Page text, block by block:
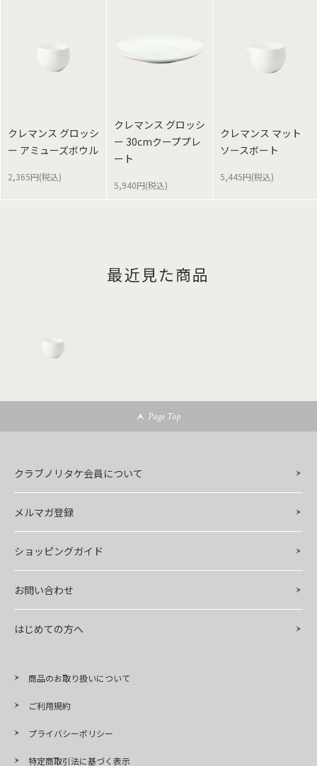
クレマンス グロッシ
ー アミューズボウル
2,365円(税込)
クレマンス グロッシ
ー 30cmクーププレ
ート
5,940円(税込)
クレマンス マット
ソースボート
5,445円(税込)
最近見た商品
Page Top
クラブノリタケ会員について
メルマガ登録
ショッピングガイド
お問い合わせ
はじめての方へ
商品のお取り扱いについて
ご利用規約
プライバシーポリシー
特定商取引法に基づく表示